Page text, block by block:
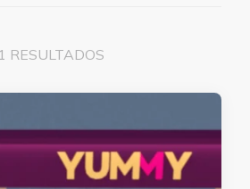
RESULTADOS